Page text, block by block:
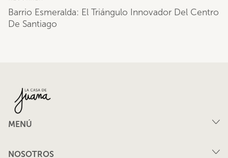
Barrio Esmeralda: El Triángulo Innovador Del Centro
De Santiago
MENÚ
NOSOTROS